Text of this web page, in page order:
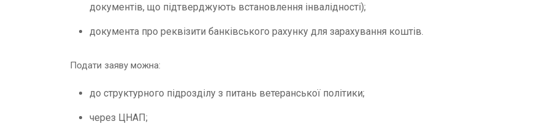
документів, що підтверджують встановлення інвалідності);
документа про реквізити банківського рахунку для зарахування коштів.
Подати заяву можна:
до структурного підрозділу з питань ветеранської політики;
через ЦНАП;